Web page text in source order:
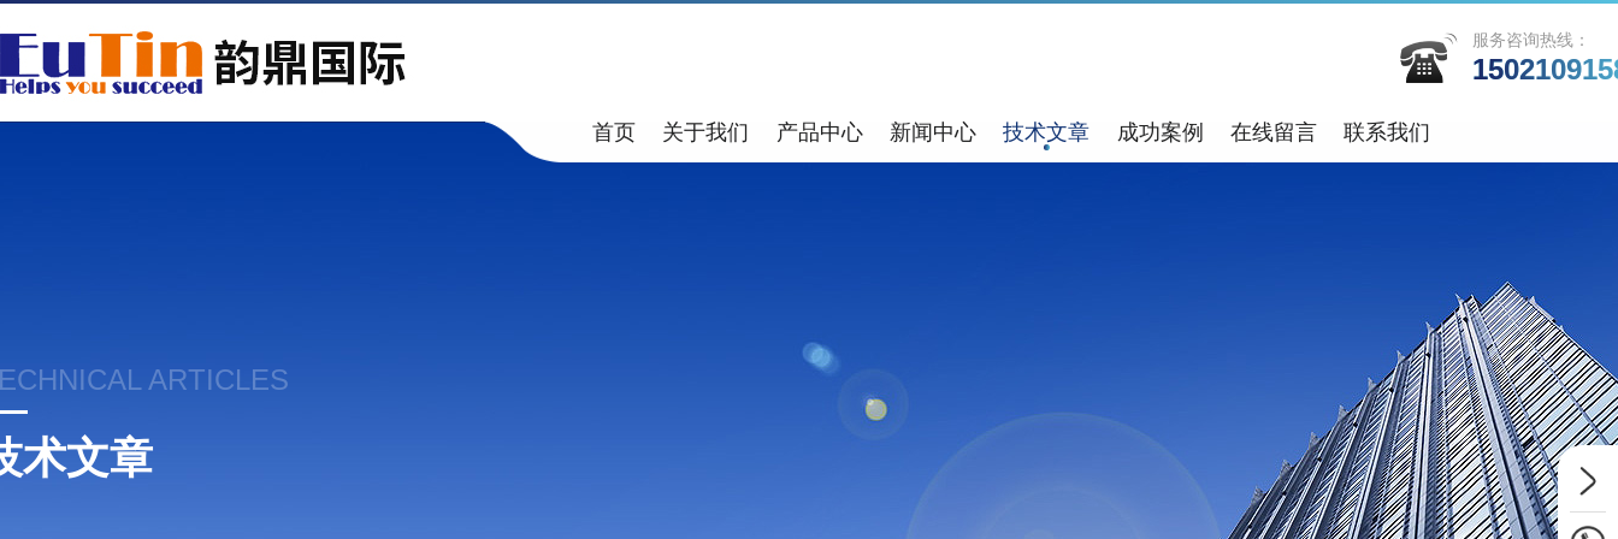
服务咨询热线：
首页 关于我们 产品中心 新闻中心 技术文章 成功案例 在线留言 联系我们
ARTICLES
术文章